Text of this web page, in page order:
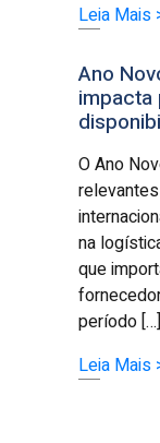
Leia Mais
Ano
impacta
O Ano
na
que
período […]
Leia Mais